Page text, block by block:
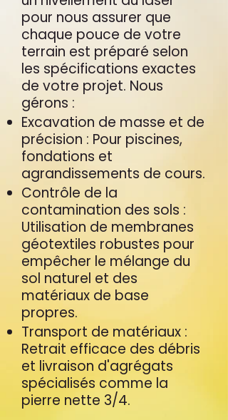
pour nous assurer que
chaque pouce de votre
terrain est préparé selon
les spécifications exactes
de votre projet. Nous
gérons :
Excavation de masse et de
précision : Pour piscines,
fondations et
agrandissements de cours.
Contrôle de la
contamination des sols :
Utilisation de membranes
géotextiles robustes pour
empêcher le mélange du
sol naturel et des
matériaux de base
propres.
Transport de matériaux :
Retrait efficace des débris
et livraison d'agrégats
spécialisés comme la
pierre nette 3/4.